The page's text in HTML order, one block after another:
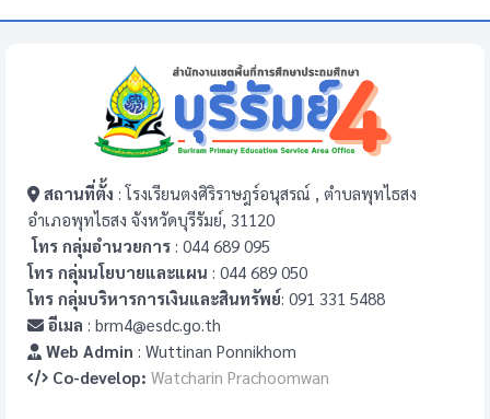
สถานที่ตั้ง : โรงเรียนตงศิริราษฎร์อนุสรณ์ , ตำบลพุทไธสง
อำเภอพุทไธสง จังหวัดบุรีรัมย์, 31120
โทร กลุ่มอำนวยการ : 044 689 095
โทร กลุ่มนโยบายและแผน : 044 689 050
โทร กลุ่มบริหารการเงินและสินทรัพย์: 091 331 5488
อีเมล : brm4@esdc.go.th
Web Admin : Wuttinan Ponnikhom
Co-develop: Watcharin Prachoomwan